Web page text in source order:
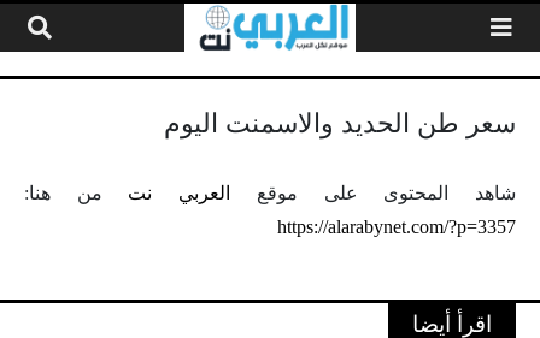
سعر طن الحديد والاسمنت اليوم
شاهد المحتوى على موقع العربي نت من هنا:
https://alarabynet.com/?p=3357
اقرأ أيضا